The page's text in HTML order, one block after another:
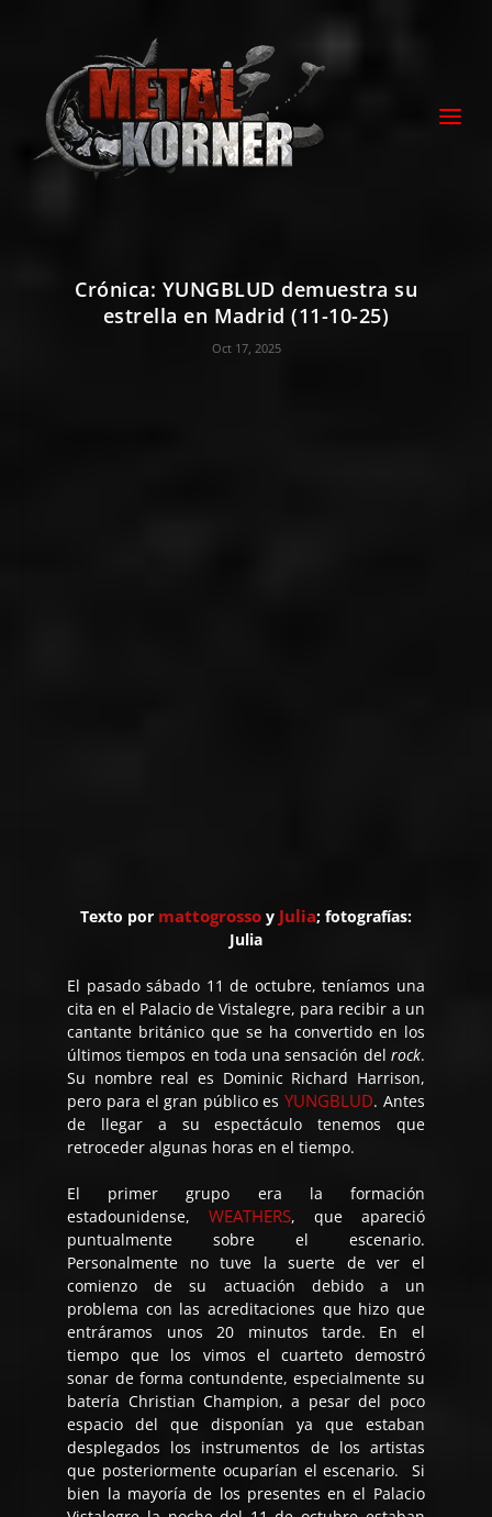
Crónica: YUNGBLUD demuestra su
estrella en Madrid (11-10-25)
Oct 17, 2025
Texto por mattogrosso y Julia; fotografías:
Julia
El pasado sábado 11 de octubre, teníamos una
cita en el Palacio de Vistalegre, para recibir a un
cantante británico que se ha convertido en los
últimos tiempos en toda una sensación del rock.
Su nombre real es Dominic Richard Harrison,
pero para el gran público esYUNGBLUD. Antes
de llegar a su espectáculo tenemos que
retroceder algunas horas en el tiempo.
El primer grupo era la formación
estadounidense,WEATHERS, que apareció
puntualmente sobre el escenario.
Personalmente no tuve la suerte de ver el
comienzo de su actuación debido a un
problema con las acreditaciones que hizo que
entráramos unos 20 minutos tarde. En el
tiempo que los vimos el cuarteto demostró
sonar de forma contundente, especialmente su
batería Christian Champion, a pesar del poco
espacio del que disponían ya que estaban
desplegados los instrumentos de los artistas
que posteriormente ocuparían el escenario. Si
bien la mayoría de los presentes en el Palacio